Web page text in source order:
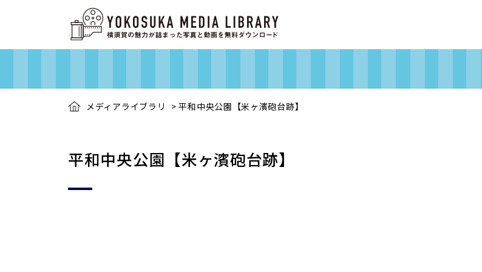
メディアライブラリ >平和中央公園【米ヶ濱砲台跡】
平和中央公園【米ヶ濱砲台跡】